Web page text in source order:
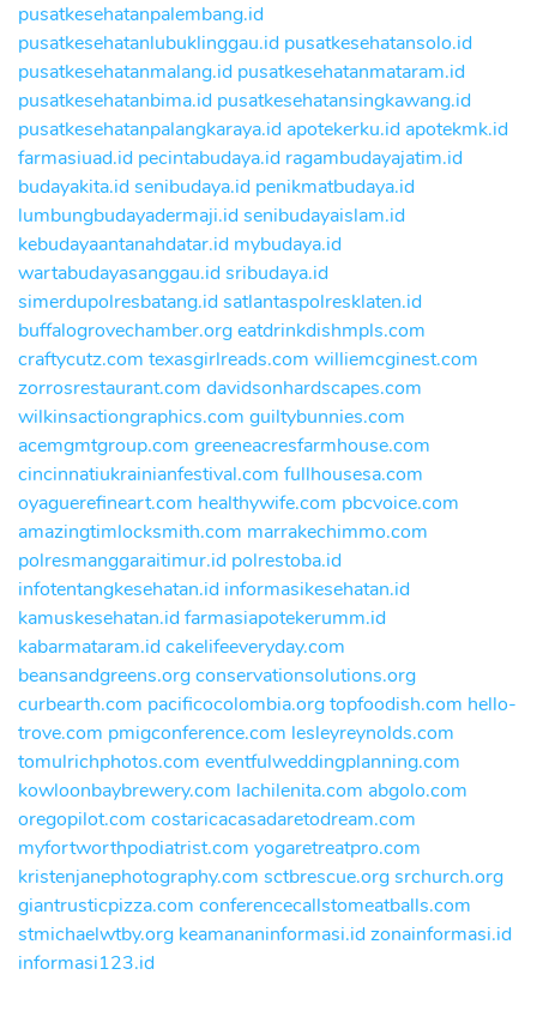
pusatkesehatanpalembang.id
pusatkesehatanlubuklinggau.id pusatkesehatansolo.id
pusatkesehatanmalang.id pusatkesehatanmataram.id
pusatkesehatanbima.id pusatkesehatansingkawang.id
pusatkesehatanpalangkaraya.id apotekerku.id apotekmk.id
farmasiuad.id pecintabudaya.id ragambudayajatim.id
budayakita.idsenibudaya.id penikmatbudaya.id
lumbungbudayadermaji.idsenibudayaislam.id
kebudayaantanahdatar.id mybudaya.id
wartabudayasanggau.idsribudaya.id
simerdupolresbatang.idsatlantaspolresklaten.id
buffalogrovechamber.orgeatdrinkdishmpls.com
craftycutz.com texasgirlreads.com williemcginest.com
zorrosrestaurant.com davidsonhardscapes.com
wilkinsactiongraphics.com guiltybunnies.com
acemgmtgroup.com greeneacresfarmhouse.com
cincinnatiukrainianfestival.com fullhousesa.com
oyaguerefineart.com healthywife.com pbcvoice.com
amazingtimlocksmith.com marrakechimmo.com
polresmanggaraitimur.id polrestoba.id
infotentangkesehatan.id informasikesehatan.id
kamuskesehatan.idfarmasiapotekerumm.id
kabarmataram.idcakelifeeveryday.com
beansandgreens.orgconservationsolutions.org
curbearth.com pacificocolombia.orgtopfoodish.com hello-
trove.com pmigconference.com lesleyreynolds.com
tomulrichphotos.com eventfulweddingplanning.com
kowloonbaybrewery.com lachilenita.com abgolo.com
oregopilot.com costaricacasadaretodream.com
myfortworthpodiatrist.com yogaretreatpro.com
kristenjanephotography.com sctbrescue.orgsrchurch.org
giantrusticpizza.com conferencecallstomeatballs.com
stmichaelwtby.org keamananinformasi.idzonainformasi.id
informasi123.id